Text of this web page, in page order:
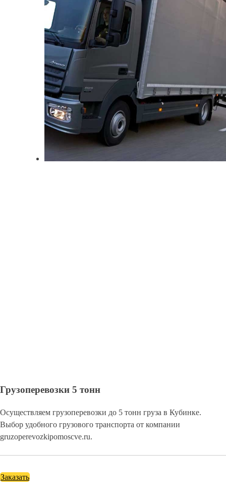
Грузоперевозки 5 тонн
Осуществляем грузоперевозки до 5 тонн груза в Кубинке.
Выбор удобного грузового транспорта от компании
gruzoperevozkipomoscve.ru.
Заказать